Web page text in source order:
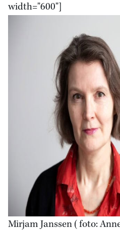
width="600"]
Mirjam Janssen (foto: